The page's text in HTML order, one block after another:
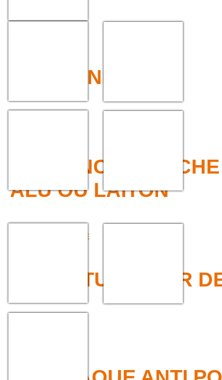
CAOUTCHOUC LISSE
COLLE NÉOPRÈNE
>>> GAINES
>>> LANCE,
ALU OU LAITON
DIFFUSEUR DE LANCE
GROS FILET
>>> OBTURATEUR
OBTURATEUR DE
CANALISATION EN